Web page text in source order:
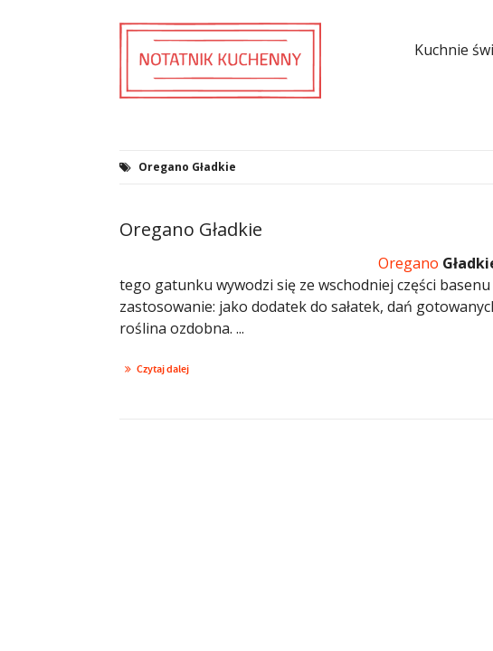
Kuchnie
Oregano Gładkie
Oregano Gładkie
Oregano
tego gatunku wywodzi się ze wschodniej części
zastosowanie: jako dodatek do sałatek, dań
roślina ozdobna. ...
Czytaj dalej